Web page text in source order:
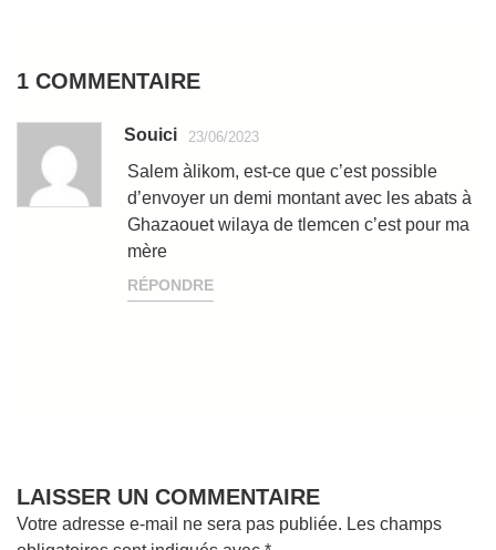
1 COMMENTAIRE
Souici 23/06/2023
Salem àlikom, est-ce que c’est possible
d’envoyer un demi montant avec les abats à
Ghazaouet wilaya de tlemcen c’est pour ma
mère
RÉPONDRE
LAISSER UN COMMENTAIRE
Votre adresse e-mail ne sera pas publiée. Les champs